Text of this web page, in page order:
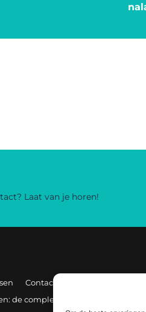
Laat van je horen!
Contact
de complete gids voor sterke